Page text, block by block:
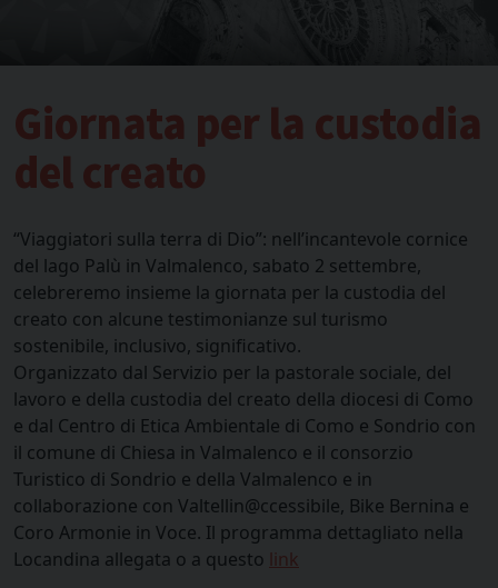
Giornata per la custodia
del creato
“Viaggiatori sulla terra di Dio”: nell’incantevole cornice
del lago Palù in Valmalenco, sabato 2 settembre,
celebreremo insieme la giornata per la custodia del
creato con alcune testimonianze sul turismo
sostenibile, inclusivo, significativo.
Organizzato dal Servizio per la pastorale sociale, del
lavoro e della custodia del creato della diocesi di Como
e dal Centro di Etica Ambientale di Como e Sondrio con
il comune di Chiesa in Valmalenco e il consorzio
Turistico di Sondrio e della Valmalenco e in
collaborazione con Valtellin@ccessibile, Bike Bernina e
Coro Armonie in Voce. Il programma dettagliato nella
Locandina allegata o a questo
link